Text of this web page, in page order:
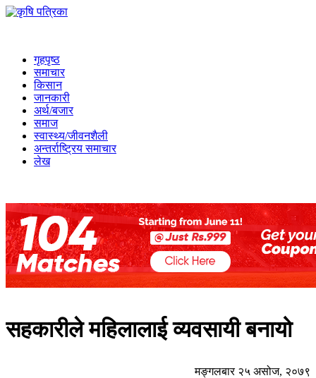
गृहपृष्ठ
समाचार
किसान
जानकारी
अर्थ/बजार
समाज
स्वास्थ्य/जीवनशैली
अन्तर्राष्ट्रिय समाचार
लेख
सहकारीले महिलालाई व्यवसायी बनायो
मङ्गलबार २५ असोज, २०७९